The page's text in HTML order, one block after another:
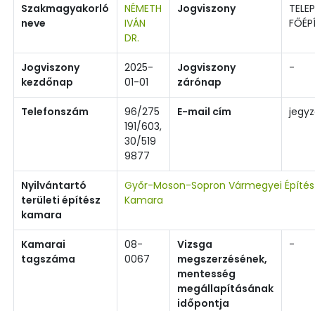
Szakmagyakorló
neve
NÉMETH
IVÁN
DR.
Jogviszony
Jogviszony
kezdőnap
2025-
01-01
Jogviszony
zárónap
-
Telefonszám
96/275
191/603,
30/519
9877
E-mail cím
Nyilvántartó
területi építész
kamara
Győr-Moson-Sopron Vármegyei
Kamara
Kamarai
tagszáma
08-
0067
Vizsga
megszerzésének,
mentesség
megállapításának
időpontja
-